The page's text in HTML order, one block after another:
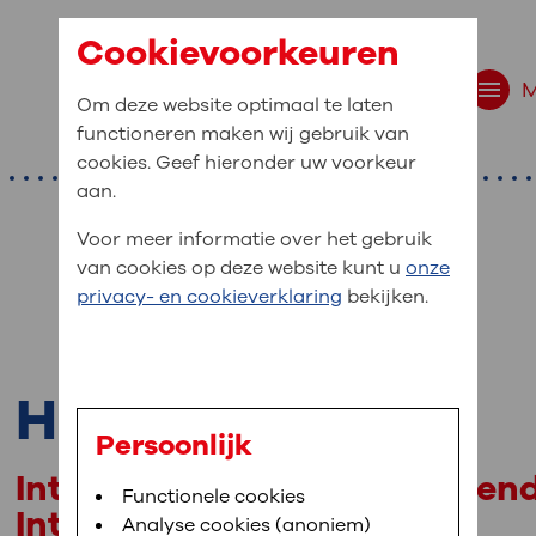
website navigatie
bent u naar op
Bloedafname,MijnOLVG,Digitalisering
medische gegevens
In MijnOLVG kunt u uw medische
het u uitkomt. OLVG breidt MijnOLVG
H. Endeman
Intensivist,
Intensive Care
Cookievoorkeuren
Om deze website optimaal te laten
functioneren maken wij gebruik van
cookies. Geef hieronder uw voorkeur
aan.
Voor meer informatie over het gebruik
van cookies op deze website kunt u onze
privacy- en cookieverklaring bekijken.
Persoonlijk
Functionele cookies
Analyse cookies (anoniem)